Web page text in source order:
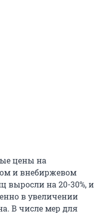
цены на
и внебиржевом
выросли на 20-30%, и
в увеличении
В числе мер для